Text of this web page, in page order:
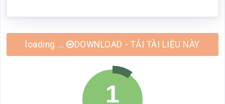
DOWNLOAD - TẢI TÀI LIỆU NÀY